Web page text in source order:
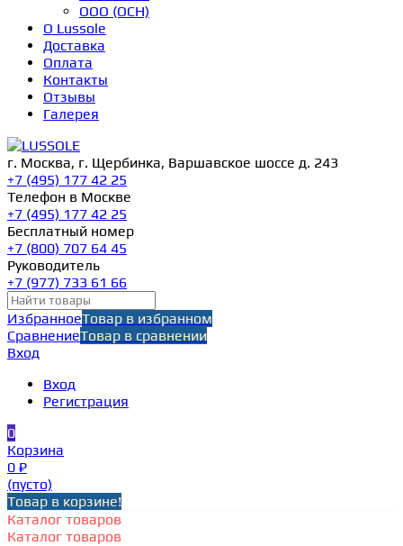
ООО (ОСН)
О Lussole
Доставка
Оплата
Контакты
Отзывы
Галерея
г. Москва, г. Щербинка, Варшавское шоссе д. 243
+7 (495) 177 42 25
Телефон в Москве
+7 (495) 177 42 25
Бесплатный номер
+7 (800) 707 64 45
Руководитель
+7 (977) 733 61 66
ИзбранноеТовар в избранном
СравнениеТовар в сравнении
Вход
Вход
Регистрация
0
Корзина
0 ₽
(пусто)
Товар в корзине!
Каталог товаров
Каталог товаров